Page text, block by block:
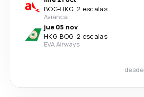
BOG-HKG· 2 escalas
Avianca
jue 05 nov
HKG-BOG· 2 escalas
EVA Airways
desde